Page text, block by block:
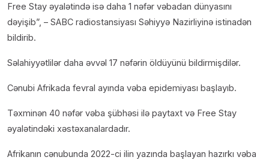
Free Stay əyalətində isə daha 1 nəfər vəbadan dünyasını
dəyişib”, – SABC radiostansiyası Səhiyyə Nazirliyinə istinadən
bildirib.
Səlahiyyətlilər daha əvvəl 17 nəfərin öldüyünü bildirmişdilər.
Cənubi Afrikada fevral ayında vəba epidemiyası başlayıb.
Təxminən 40 nəfər vəba şübhəsi ilə paytaxt və Free Stay
əyalətindəki xəstəxanalardadır.
Afrikanın cənubunda 2022-ci ilin yazında başlayan hazırkı vəba